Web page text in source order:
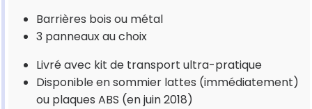
Barrières bois ou métal
3 panneaux au choix
Livré avec kit de transport ultra-pratique
Disponible en sommier lattes (immédiatement)
ou plaques ABS (en juin 2018)